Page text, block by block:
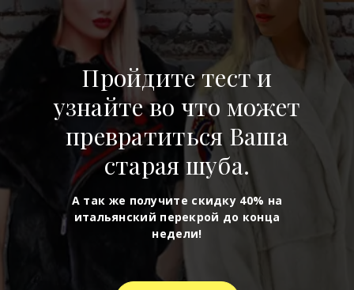
Пройдите тест и
узнайте во что может
превратиться Ваша
старая шуба.
А так же получите скидку 40% на
итальянский перекрой до конца
недели!